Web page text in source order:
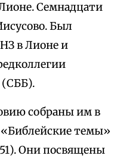
Лионе. Семнадцати
Был
в Лионе и
(СББ).
собраны им в
темы»
Они посвящены